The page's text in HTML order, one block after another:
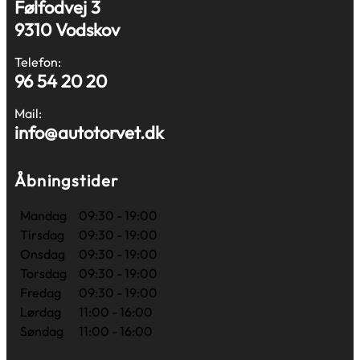
Følfodvej 3
9310 Vodskov
Telefon:
96 54 20 20
Mail:
info@autotorvet.dk
Åbningstider
Mandag
09:30 - 19:00
Tirsdag
09:30 - 19:00
Onsdag
09:30 - 19:00
Torsdag
09:30 - 19:00
Fredag
09:30 - 19:00
Lørdag
11:00 - 16:00
Søndag
11:00 - 16:00